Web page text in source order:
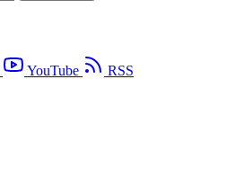
YouTube RSS